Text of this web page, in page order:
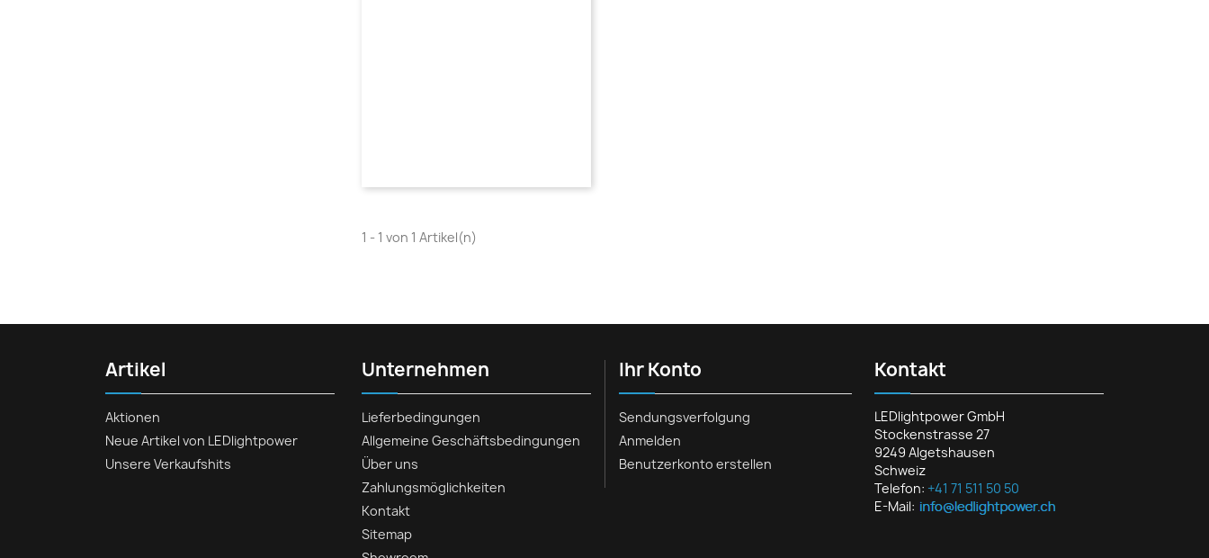
1 - 1 von 1 Artikel(n)
Artikel
Aktionen
Neue Artikel von LEDlightpower
Unsere Verkaufshits
Unternehmen
Lieferbedingungen
Allgemeine Geschäftsbedingungen
Über uns
Zahlungsmöglichkeiten
Kontakt
Sitemap
Ihr Konto
Sendungsverfolgung
Anmelden
Benutzerkonto erstellen
Kontakt
LEDlightpower GmbH
Stockenstrasse 27
9249 Algetshausen
Schweiz
Telefon: +41 71 511 50 50
E-Mail: